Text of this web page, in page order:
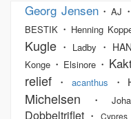
Georg Jensen・AJ ・
BESTIK ・ Henning
Kugle ・ Ladby ・
Konge ・ Elsinore・
relief ・ acanthus ・
Michelsen ・
Dobbeltriflet ・ Cypres